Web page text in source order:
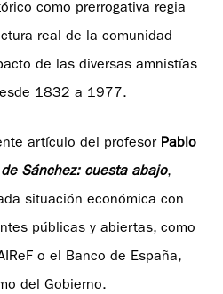
como prerrogativa regia
real de la comunidad
de las diversas amnistías
1832 a 1977.
artículo del profesor Pablo
Sánchez: cuesta abajo,
situación económica con
públicas y abiertas, como
o el Banco de España,
del Gobierno.